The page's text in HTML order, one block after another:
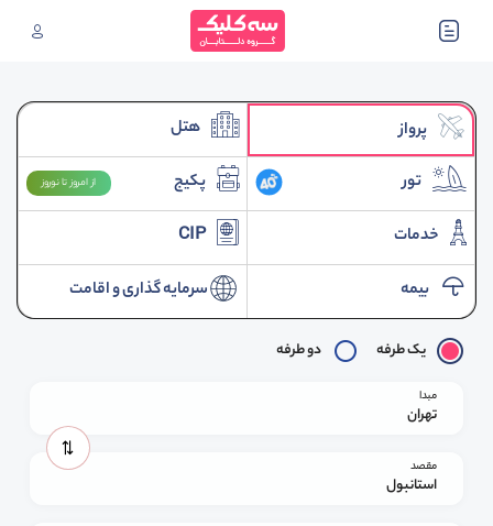
پرواز هتل
تور پکیج از امروز تا نوروز
خدمات CIP
بیمه سرمایه گذاری و اقامت
یک طرفه دو طرفه
مبدا
تهران
مقصد
استانبول